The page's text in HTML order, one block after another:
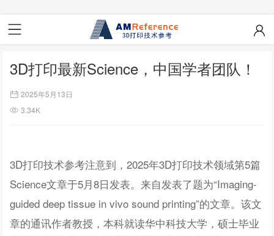
3D打印最新Science，中国学者团队！
2025年5月13日
3.34K
3D打印技术参考注意到，2025年3D打印技术领域第5篇
Science文章于5月8日发表。来自发表了题为“Imaging-
guided deep tissue in vivo sound printing”的文章。该文
章的通讯作者教授，本科就读华中科技大学，硕士毕业